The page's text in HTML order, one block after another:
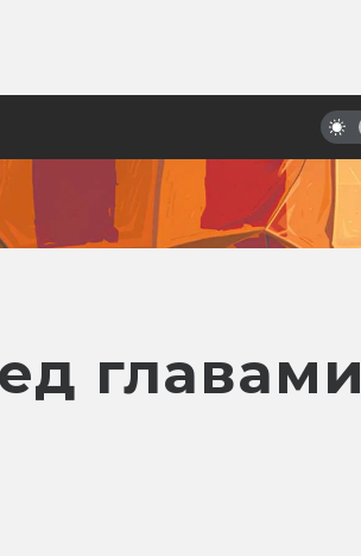
и битва за концовку
главами